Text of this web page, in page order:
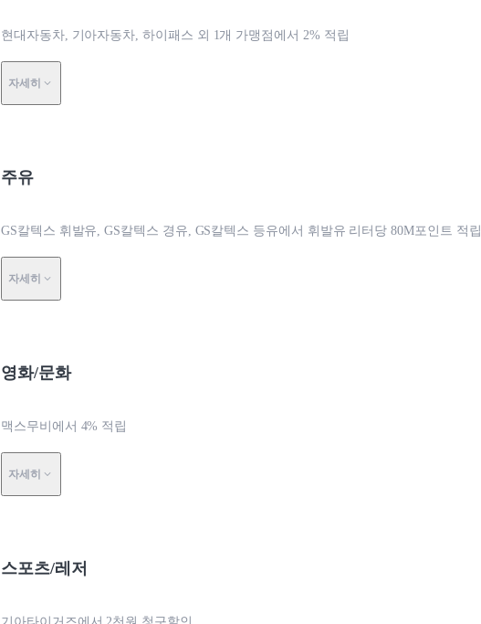
현대자동차, 기아자동차, 하이패스 외 1개 가맹점에서 2% 적립
자세히
주유
GS칼텍스 휘발유, GS칼텍스 경유, GS칼텍스 등유에서 휘발유 리터당 80M포인트 적립
자세히
영화/문화
맥스무비에서 4% 적립
자세히
스포츠/레저